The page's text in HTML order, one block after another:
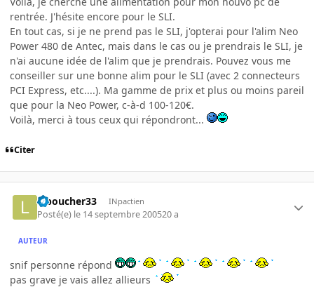
rentrée. J'hésite encore pour le SLI.
En tout cas, si je ne prend pas le SLI, j'opterai pour l'alim Neo
Power 480 de Antec, mais dans le cas ou je prendrais le SLI, je
n'ai aucune idée de l'alim que je prendrais. Pouvez vous me
conseiller sur une bonne alim pour le SLI (avec 2 connecteurs
PCI Express, etc....). Ma gamme de prix et plus ou moins pareil
que pour la Neo Power, c-à-d 100-120€.
Voilà, merci à tous ceux qui répondront...
Citer
leboucher33 INpactien
Posté(e) le 14 septembre 200520 a
AUTEUR
snif personne répond
pas grave je vais allez allieurs